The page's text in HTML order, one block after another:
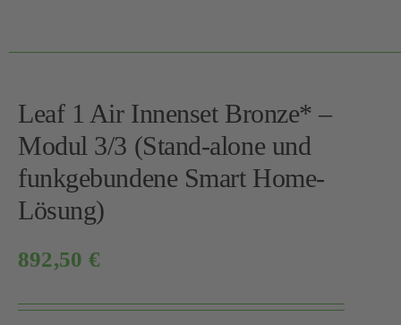
Leaf 1 Air Innenset Bronze* –
Modul 3/3 (Stand-alone und
funkgebundene Smart Home-
Lösung)
892,50 €